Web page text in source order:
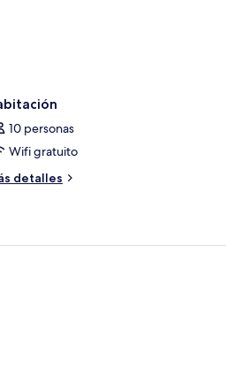
10 personas
Wifi gratuito
detalles